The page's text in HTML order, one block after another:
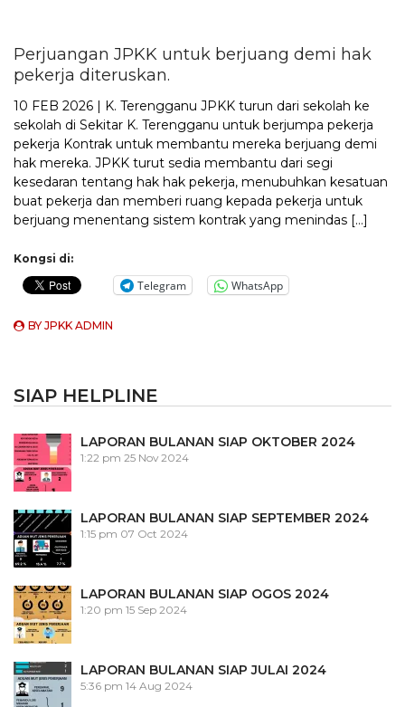
Perjuangan JPKK untuk berjuang demi hak
pekerja diteruskan.
10 FEB 2026 | K. Terengganu JPKK turun dari sekolah ke
sekolah di Sekitar K. Terengganu untuk berjumpa pekerja
pekerja Kontrak untuk membantu mereka berjuang demi
hak mereka. JPKK turut sedia membantu dari segi
kesedaran tentang hak hak pekerja, menubuhkan kesatuan
buat pekerja dan memberi ruang kepada pekerja untuk
berjuang menentang sistem kontrak yang menindas […]
Kongsi di:
Telegram WhatsApp
BYJPKK ADMIN
SIAP HELPLINE
LAPORAN BULANAN SIAP OKTOBER 2024
1:22 pm 25 Nov 2024
LAPORAN BULANAN SIAP SEPTEMBER 2024
1:15 pm 07 Oct 2024
LAPORAN BULANAN SIAP OGOS 2024
1:20 pm 15 Sep 2024
LAPORAN BULANAN SIAP JULAI 2024
5:36 pm 14 Aug 2024